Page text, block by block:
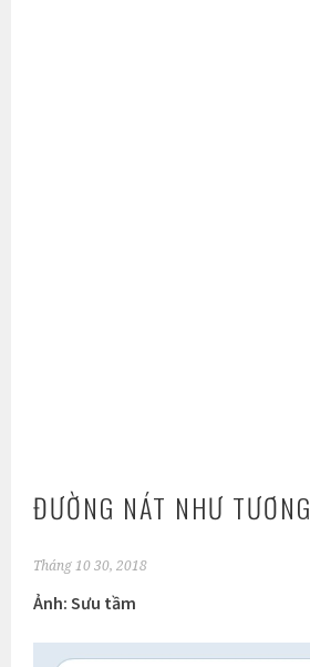
ĐƯỜNG NÁT NHƯ TƯƠNG
Tháng 10 30, 2018
Ảnh: Sưu tầm